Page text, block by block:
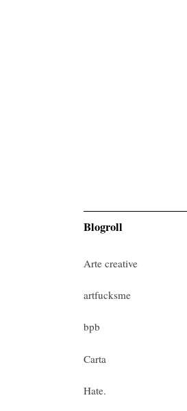
Blogroll
Arte creative
artfucksme
bpb
Carta
Hate.